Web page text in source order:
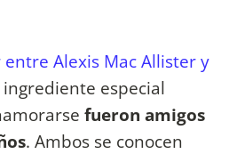
Alexis Mac Allister y
especial
fueron amigos
. Ambos se conocen